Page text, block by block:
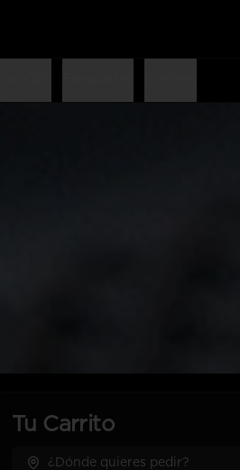
Tu Carrito
¿Dónde quieres pedir?